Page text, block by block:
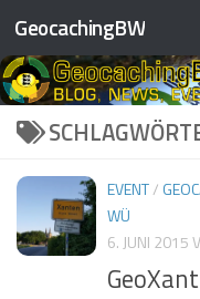
❅
❅
❅
Zum Inhalt springen
GeocachingBW
EVENT/
WÜ
6. JUNI 2015